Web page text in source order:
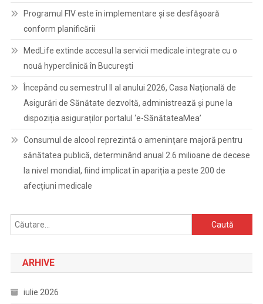
Programul FIV este în implementare și se desfășoară
conform planificării
MedLife extinde accesul la servicii medicale integrate cu o
nouă hyperclinică în București
Începând cu semestrul II al anului 2026, Casa Națională de
Asigurări de Sănătate dezvoltă, administrează și pune la
dispoziția asiguraților portalul ‘e-SănătateaMea’
Consumul de alcool reprezintă o amenințare majoră pentru
sănătatea publică, determinând anual 2.6 milioane de decese
la nivel mondial, fiind implicat în apariția a peste 200 de
afecțiuni medicale
Caută
după:
ARHIVE
iulie 2026